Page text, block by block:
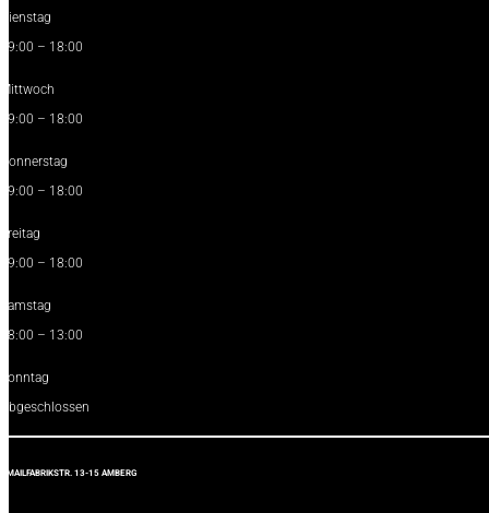
Dienstag
09:00 – 18:00
Mittwoch
09:00 – 18:00
Donnerstag
09:00 – 18:00
Freitag
09:00 – 18:00
Samstag
08:00 – 13:00
Sonntag
Abgeschlossen
MAILFABRIKSTR. 13-15 AMBERG